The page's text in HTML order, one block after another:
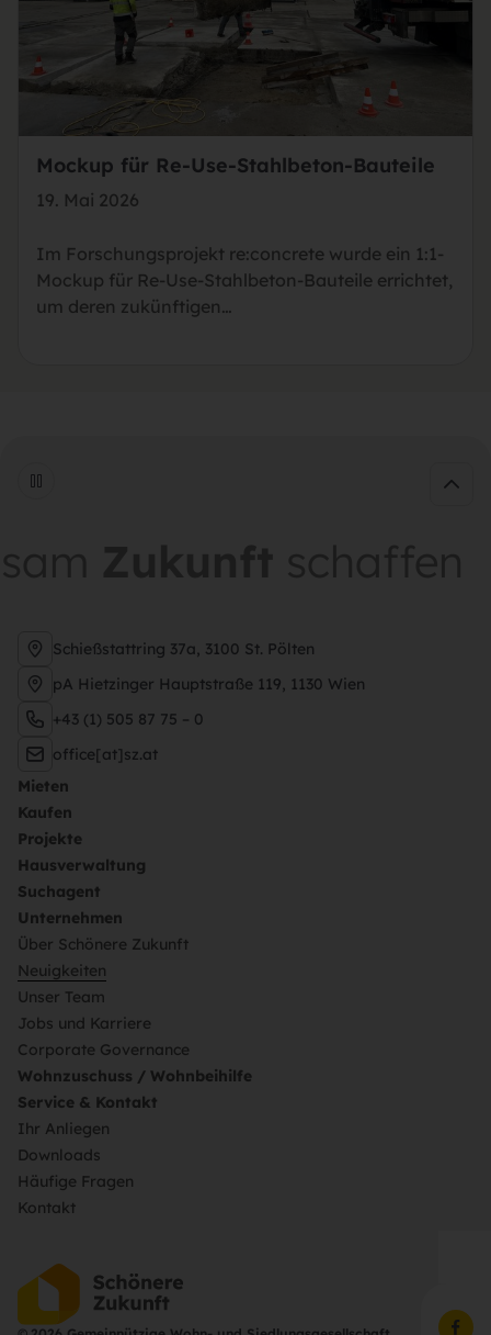
Mockup für Re-Use-Stahlbeton-Bauteile
19. Mai 2026
Im Forschungsprojekt re:concrete wurde ein 1:1-
Mockup für Re-Use-Stahlbeton-Bauteile errichtet,
um deren zukünftigen…
Schießstattring 37a, 3100 St. Pölten
pA Hietzinger Hauptstraße 119, 1130 Wien
+43 (1) 505 87 75 – 0
office[at]sz.at
Mieten
Kaufen
Projekte
Hausverwaltung
Suchagent
Unternehmen
Über Schönere Zukunft
Neuigkeiten
Unser Team
Jobs und Karriere
Corporate Governance
Wohnzuschuss / Wohnbeihilfe
Service & Kontakt
Ihr Anliegen
Downloads
Häufige Fragen
Kontakt